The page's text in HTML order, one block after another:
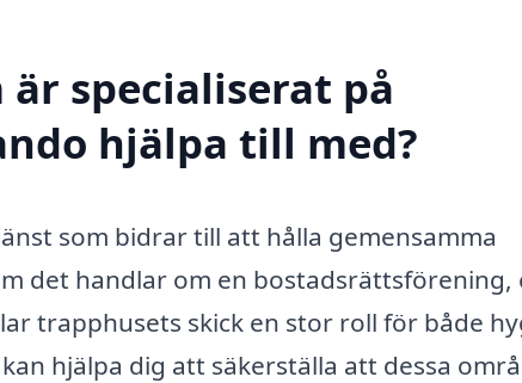
specialiserat på
hjälpa till med?
som bidrar till att hålla gemensamma
det handlar om en bostadsrättsförening,
trapphusets skick en stor roll för både
hjälpa dig att säkerställa att dessa